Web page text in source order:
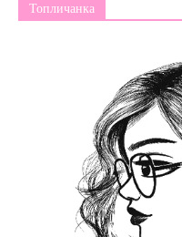
Топличанка